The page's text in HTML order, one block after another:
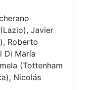
Javier
Roberto
Di María
(Tottenham
Nicolás